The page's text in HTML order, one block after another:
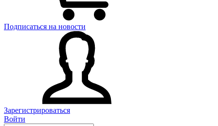
Подписаться на новости
Зарегистрироваться
Войти